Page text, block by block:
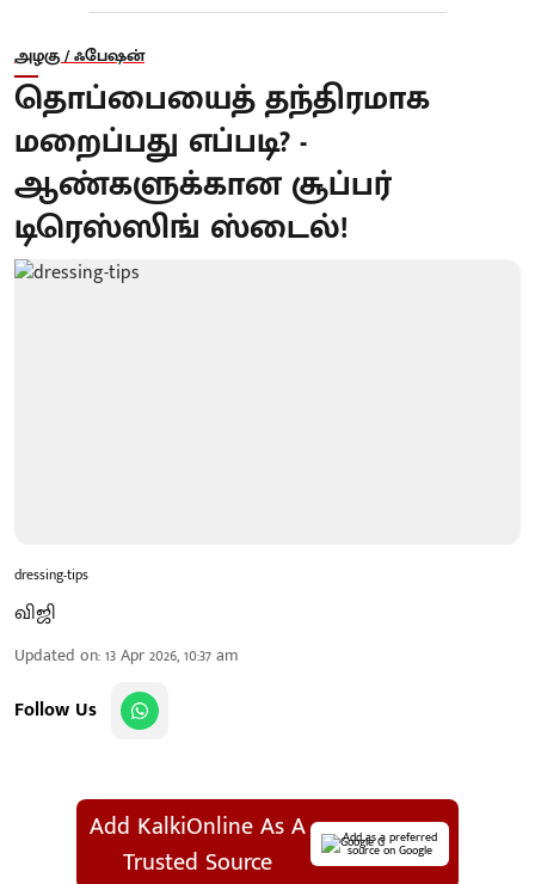
அழகு / ஃபேஷன்
தொப்பையைத் தந்திரமாக
மறைப்பது எப்படி? -
ஆண்களுக்கான சூப்பர்
டிரெஸ்ஸிங் ஸ்டைல்!
dressing-tips
விஜி
Updated on:13 Apr 2026, 10:37 am
Follow Us
Add KalkiOnline As A
Trusted Source
Add as a preferred
source on Google